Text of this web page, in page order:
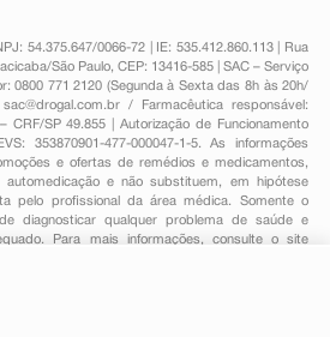
54.375.647/0066-72 | IE: 535.412.860.113 | Rua
São Paulo, CEP: 13416-585 | SAC – Serviço
0800 771 2120 (Segunda à Sexta das 8h às 20h/
sac@drogal.com.br/ Farmacêutica responsável:
CRF/SP 49.855 | Autorização de Funcionamento
353870901-477-000047-1-5. As informações
e ofertas de remédios e medicamentos,
e não substituem, em hipótese
pelo profissional da área médica. Somente o
diagnosticar qualquer problema de saúde e
Para mais informações, consulte o site